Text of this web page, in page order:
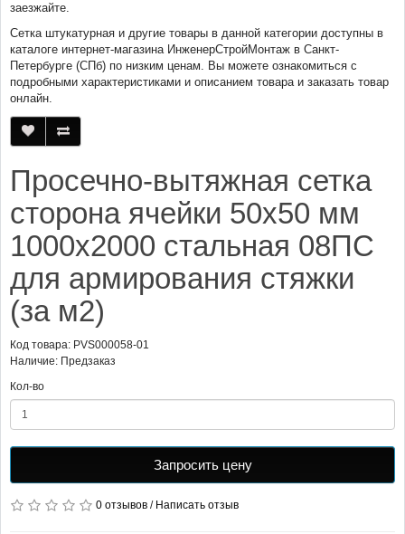
заезжайте.
Сетка штукатурная и другие товары в данной категории доступны в
каталоге интернет-магазина ИнженерСтройМонтаж в Санкт-
Петербурге (СПб) по низким ценам. Вы можете ознакомиться с
подробными характеристиками и описанием товара и заказать товар
онлайн.
Просечно-вытяжная сетка
сторона ячейки 50х50 мм
1000х2000 стальная 08ПС
для армирования стяжки
(за м2)
Код товара: PVS000058-01
Наличие: Предзаказ
Кол-во
Запросить цену
0 отзывов / Написать отзыв